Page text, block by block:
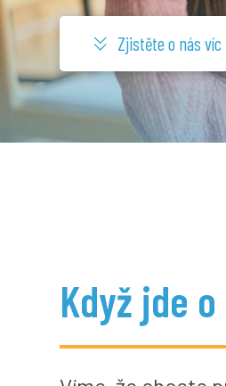
Zjistěte o nás víc
Když jde